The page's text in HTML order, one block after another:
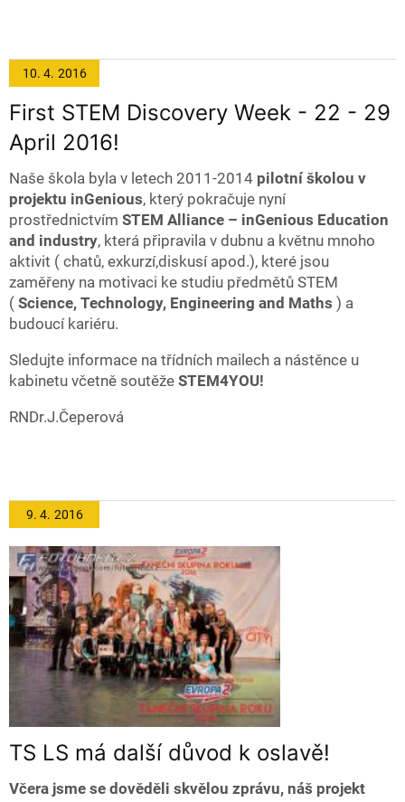
10. 4. 2016
First STEM Discovery Week - 22 - 29
April 2016!
Naše škola byla v letech 2011-2014 pilotní školou v
projektu inGenious, který pokračuje nyní
prostřednictvím STEM Alliance – inGenious Education
and industry, která připravila v dubnu a květnu mnoho
aktivit ( chatů, exkurzí,diskusí apod.), které jsou
zaměřeny na motivaci ke studiu předmětů STEM
( Science, Technology, Engineering and Maths ) a
budoucí kariéru.
Sledujte informace na třídních mailech a nástěnce u
kabinetu včetně soutěže STEM4YOU!
RNDr.J.Čeperová
9. 4. 2016
TS LS má další důvod k oslavě!
Včera jsme se dověděli skvělou zprávu, náš projekt